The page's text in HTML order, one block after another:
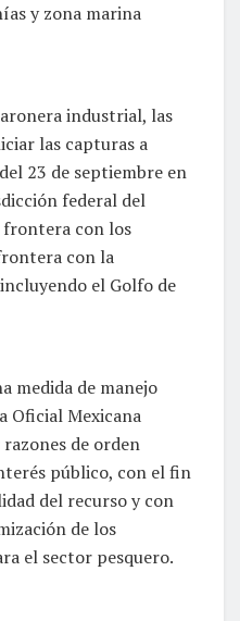
y zona marina
industrial, las
las capturas a
23 de septiembre en
federal del
frontera con los
con la
el Golfo de
medida de manejo
Oficial Mexicana
de orden
público, con el fin
del recurso y con
de los
el sector pesquero.